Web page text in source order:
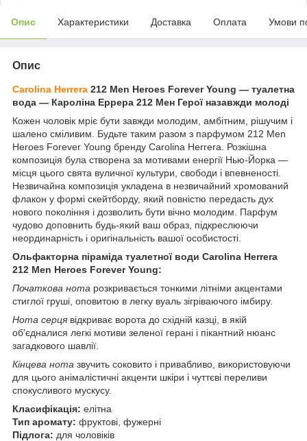
Опис Характеристики Доставка Оплата Умови
Опис
Carolina Herrera 212 Men Heroes Forever Young ― туалетна
вода ― Кароліна Еррера 212 Мен Герої назавжди молоді
Кожен чоловік мріє бути завжди молодим, амбітним, рішучим і
шалено сміливим. Будьте таким разом з парфумом 212 Men
Heroes Forever Young бренду Carolina Herrera. Розкішна
композиція була створена за мотивами енергії Нью-Йорка —
місця цього свята вуличної культури, свободи і впевненості.
Незвичайна композиція укладена в незвичайний хромований
флакон у формі скейтборду, який повністю передасть дух
нового покоління і дозволить бути вічно молодим. Парфум
чудово доповнить будь-який ваш образ, підкреслюючи
неординарність і оригінальність вашої особистості.
Ольфакторна піраміда туалетної води Carolina Herrera
212 Men Heroes Forever Young:
Початкова нота розкривається тонкими літніми акцентами
стиглої груші, оповитою в легку вуаль зігріваючого імбиру.
Нота серця відкриває ворота до східній казці, в якій
об'єдналися легкі мотиви зеленої герані і пікантний нюанс
загадкового шавлії.
Кінцева нота звучить соковито і привабливо, використовуючи
для цього анімалістичні акценти шкіри і чуттєві переливи
спокусливого мускусу.
Класифікація: елітна
Тип аромату: фруктові, фужерні
Підлога: для чоловіків